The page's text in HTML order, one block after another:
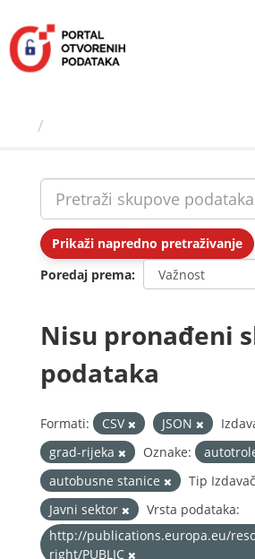
sadržaj
Prikaži napredno pretraživanje
Poredaj prema
Nisu pronađeni
podataka
Formati: CSV JSON
grad-rijeka
Oznake:
autobusne stanice
Tip
Javni sektor
Vrsta podataka:
http://publications.europa.eu/
right/PUBLIC